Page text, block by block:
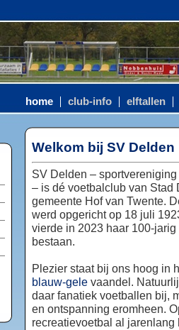
home club-info elftallen
Welkom bij SV Delden
SV Delden –
– is dé voetbalclub van Stad
gemeente Hof van Twente.
werd opgericht op 18 juli
vierde in 2023 haar 100-jarig
bestaan.
Plezier staat bij ons hoog in
blauw-gele vaandel.
daar fanatiek voetballen bij,
en ontspanning eromheen.
recreatievoetbal al jarenlang